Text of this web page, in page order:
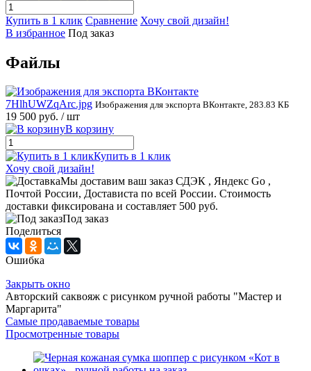
Купить в 1 клик Сравнение Хочу свой дизайн!
В избранное Под заказ
Файлы
7HlhUWZqArc.jpg Изображения для экспорта ВКонтакте, 283.83 КБ
19 500 руб. / шт
В корзину
Купить в 1 клик
Хочу свой дизайн!
Мы доставим ваш заказ СДЭК , Яндекс Go ,
Почтой России, Достависта по всей России. Стоимость
доставки фиксирована и составляет 500 руб.
Под заказ
Поделиться
Ошибка
Закрыть окно
Авторский саквояж с рисунком ручной работы "Мастер и
Маргарита"
Самые продаваемые товары
Просмотренные товары